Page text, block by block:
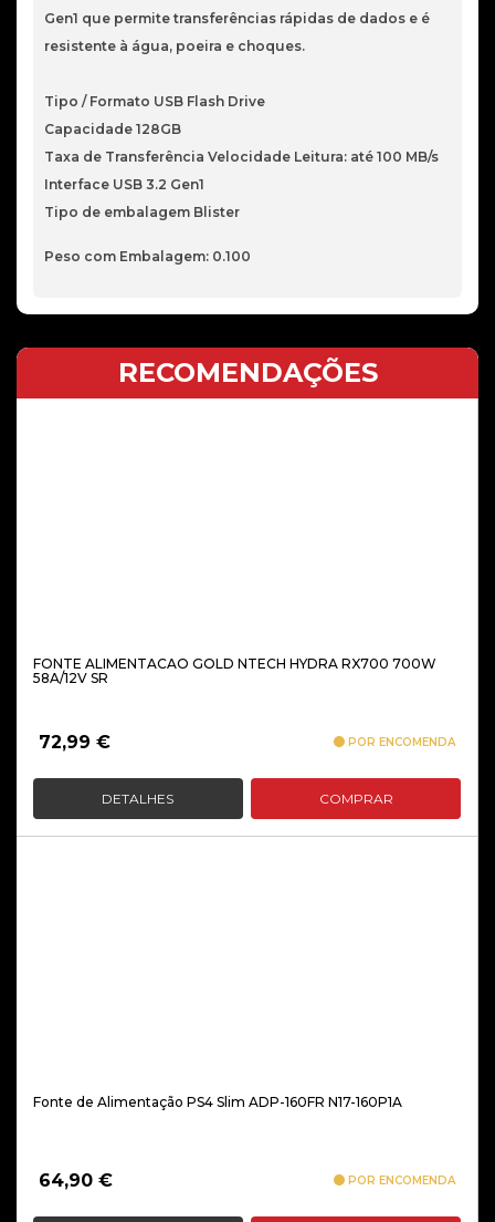
Gen1 que permite transferências rápidas de dados e é
resistente à água, poeira e choques.
Tipo / Formato USB Flash Drive
Capacidade 128GB
Taxa de Transferência Velocidade Leitura: até 100 MB/s
Interface USB 3.2 Gen1
Tipo de embalagem Blister
Peso com Embalagem: 0.100
RECOMENDAÇÕES
FONTE ALIMENTACAO GOLD NTECH HYDRA RX700 700W
58A/12V SR
72,99 € POR ENCOMENDA
DETALHES COMPRAR
Fonte de Alimentação PS4 Slim ADP-160FR N17-160P1A
64,90 € POR ENCOMENDA